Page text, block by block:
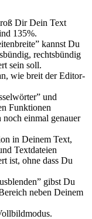
Dir Dein Text
135%.
kannst Du
rechtsbündig
sein soll.
wie breit der Editor-
und
Funktionen
einmal genauer
in Deinem Text,
Textdateien
ist, ohne dass Du
gibst Du
neben Deinem